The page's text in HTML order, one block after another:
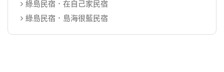
綠島民宿．在自己家民宿
綠島民宿．島海很藍民宿